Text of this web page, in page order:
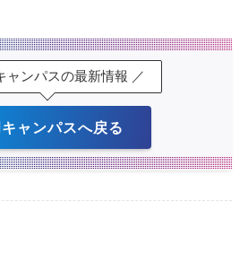
ャンパスの最新情報 ／
ャンパスへ戻る